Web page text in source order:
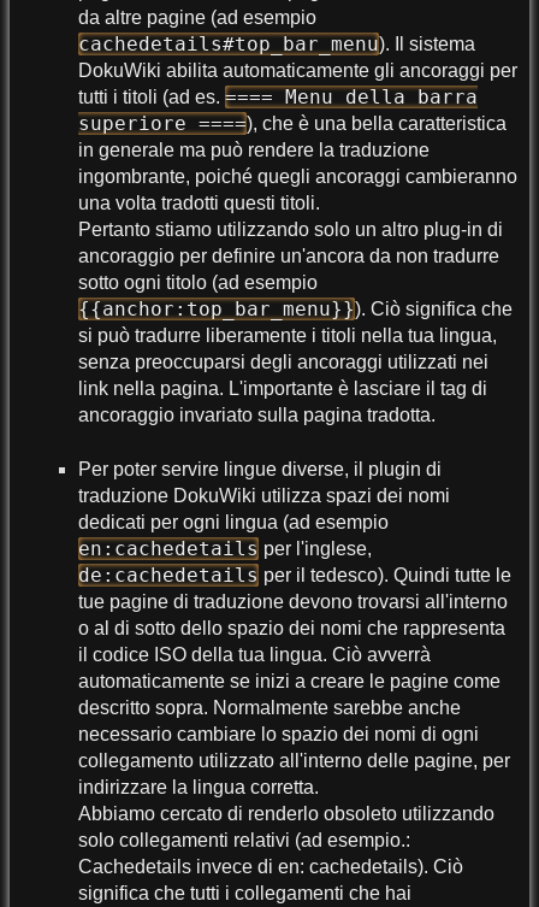
da altre pagine (ad esempio
cachedetails#top_bar_menu). Il sistema
DokuWiki abilita automaticamente gli ancoraggi per
tutti i titoli (ad es. ==== Menu della barra
superiore ====), che è una bella caratteristica
in generale ma può rendere la traduzione
ingombrante, poiché quegli ancoraggi cambieranno
una volta tradotti questi titoli.
Pertanto stiamo utilizzando solo un altro plug-in di
ancoraggio per definire un'ancora da non tradurre
sotto ogni titolo (ad esempio
{{anchor:top_bar_menu}}). Ciò significa che
si può tradurre liberamente i titoli nella tua lingua,
senza preoccuparsi degli ancoraggi utilizzati nei
link nella pagina. L'importante è lasciare il tag di
ancoraggio invariato sulla pagina tradotta.
Per poter servire lingue diverse, il plugin di
traduzione DokuWiki utilizza spazi dei nomi
dedicati per ogni lingua (ad esempio
en:cachedetails per l'inglese,
de:cachedetails per il tedesco). Quindi tutte le
tue pagine di traduzione devono trovarsi all'interno
o al di sotto dello spazio dei nomi che rappresenta
il codice ISO della tua lingua. Ciò avverrà
automaticamente se inizi a creare le pagine come
descritto sopra. Normalmente sarebbe anche
necessario cambiare lo spazio dei nomi di ogni
collegamento utilizzato all'interno delle pagine, per
indirizzare la lingua corretta.
Abbiamo cercato di renderlo obsoleto utilizzando
solo collegamenti relativi (ad esempio.:
Cachedetails invece di en: cachedetails). Ciò
significa che tutti i collegamenti che hai